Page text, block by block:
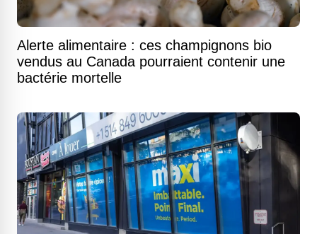
Alerte alimentaire : ces champignons bio
vendus au Canada pourraient contenir une
bactérie mortelle